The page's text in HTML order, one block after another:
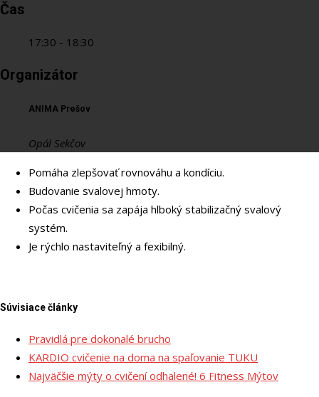
Čas
17:30 - 18:30
Organizátor
ANIMA Prešov
Opál Sekčov
Pomáha zlepšovať rovnováhu a kondíciu.
Budovanie svalovej hmoty.
Počas cvičenia sa zapája hlboký stabilizačný svalový
systém.
Je rýchlo nastaviteľný a fexibilný.
Súvisiace články
Pravidlá pre dokonalé brucho
KARDIO cvičenie na doma na spaľovanie TUKU
Najväčšie mýty o cvičení odhalené! 6 Fitness Mýtov